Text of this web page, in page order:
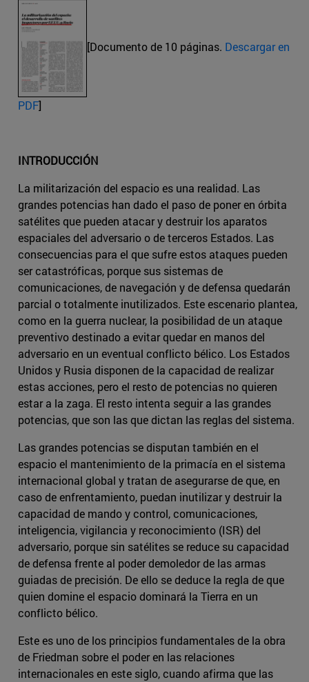
[Documento de 10 páginas. Descargar en
PDF]
INTRODUCCIÓN
La militarización del espacio es una realidad. Las
grandes potencias han dado el paso de poner en órbita
satélites que pueden atacar y destruir los aparatos
espaciales del adversario o de terceros Estados. Las
consecuencias para el que sufre estos ataques pueden
ser catastróficas, porque sus sistemas de
comunicaciones, de navegación y de defensa quedarán
parcial o totalmente inutilizados. Este escenario plantea,
como en la guerra nuclear, la posibilidad de un ataque
preventivo destinado a evitar quedar en manos del
adversario en un eventual conflicto bélico. Los Estados
Unidos y Rusia disponen de la capacidad de realizar
estas acciones, pero el resto de potencias no quieren
estar a la zaga. El resto intenta seguir a las grandes
potencias, que son las que dictan las reglas del sistema.
Las grandes potencias se disputan también en el
espacio el mantenimiento de la primacía en el sistema
internacional global y tratan de asegurarse de que, en
caso de enfrentamiento, puedan inutilizar y destruir la
capacidad de mando y control, comunicaciones,
inteligencia, vigilancia y reconocimiento (ISR) del
adversario, porque sin satélites se reduce su capacidad
de defensa frente al poder demoledor de las armas
guiadas de precisión. De ello se deduce la regla de que
quien domine el espacio dominará la Tierra en un
conflicto bélico.
Este es uno de los principios fundamentales de la obra
de Friedman sobre el poder en las relaciones
internacionales en este siglo, cuando afirma que las